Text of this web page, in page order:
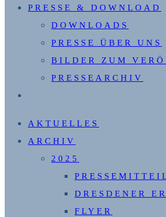
PRESSE & DOWNLOAD
DOWNLOADS
PRESSE ÜBER UNS
BILDER ZUM
PRESSEARCHIV
UMSCHALTEN
AKTUELLES
ARCHIV
2025
DRESDENER
FLYER